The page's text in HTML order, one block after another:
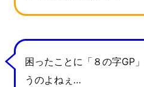
困ったことに「８の字GP
うのよねぇ…